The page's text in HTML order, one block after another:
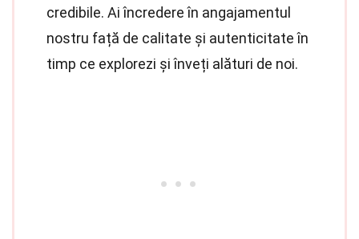
credibile. Ai încredere în angajamentul
nostru față de calitate și autenticitate în
timp ce explorezi și înveți alături de noi.